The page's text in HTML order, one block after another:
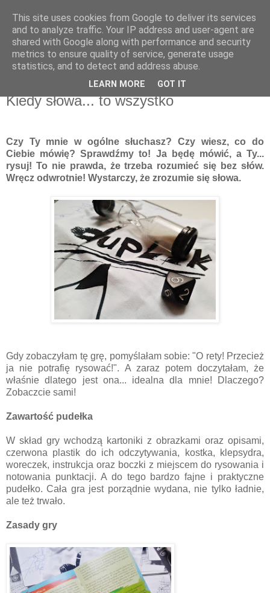
Recenzje na widelcu
Portal kulturalny - książki, recenzje, inspiracje, konkursy.
czwartek, 10 listopada 2016
Kiedy słowa... to wszystko
Czy Ty mnie w ogólne słuchasz? Czy wiesz, co do
Ciebie mówię? Sprawdźmy to! Ja będę mówić, a Ty...
rysuj! To nie prawda, że trzeba rozumieć się bez słów.
Wręcz odwrotnie! Wystarczy, że zrozumie się słowa.
Gdy zobaczyłam tę grę, pomyślałam sobie: "O rety! Przecież
ja nie potrafię rysować!". A zaraz potem doczytałam, że
właśnie dlatego jest ona... idealna dla mnie! Dlaczego?
Zobaczcie sami!
Zawartość pudełka
W skład gry wchodzą kartoniki z obrazkami oraz opisami,
czerwona plastik do ich odczytywania, kostka, klepsydra,
woreczek, instrukcja oraz boczki z miejscem do rysowania i
notowania punktacji. A do tego bardzo fajne i praktyczne
pudełko. Cała gra jest porządnie wydana, nie tylko ładnie,
ale też trwało.
Zasady gry
This site uses cookies from Google to deliver its services
and to analyze traffic. Your IP address and user-agent are
shared with Google along with performance and security
metrics to ensure quality of service, generate usage
statistics, and to detect and address abuse.
LEARN MORE GOT IT